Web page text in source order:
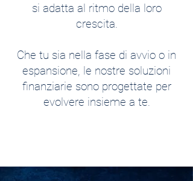
si adatta al ritmo della loro
crescita.
Che tu sia nella fase di avvio o in
espansione, le nostre soluzioni
finanziarie sono progettate per
evolvere insieme a te.